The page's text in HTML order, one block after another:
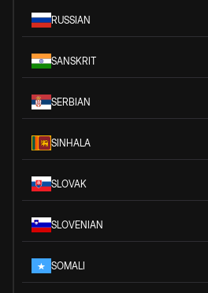
RUSSIAN
SANSKRIT
SERBIAN
SINHALA
SLOVAK
SLOVENIAN
SOMALI